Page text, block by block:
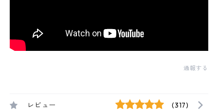
通報する
レビュー (317)